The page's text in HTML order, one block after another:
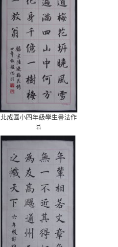
北成國小四年級學生書法作
品